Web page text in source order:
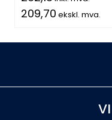
209,70 ekskl. mva.